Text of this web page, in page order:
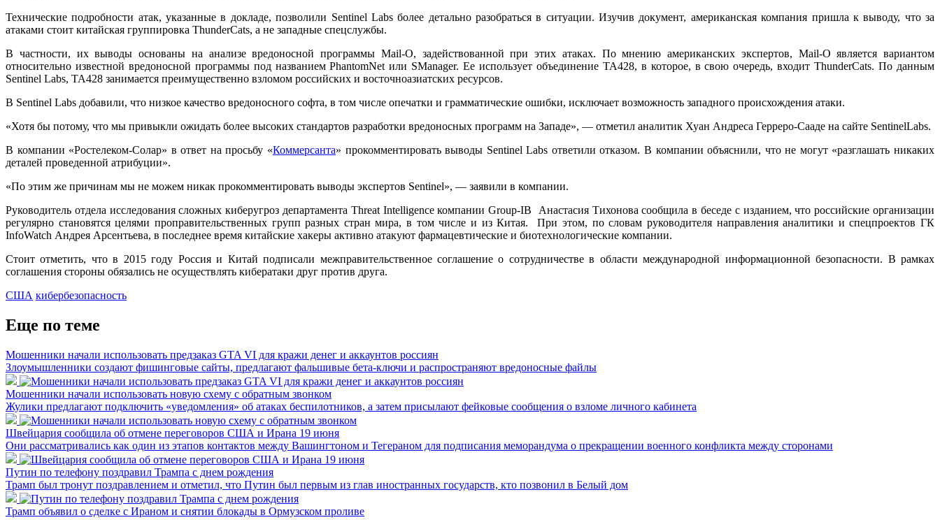
Технические подробности атак, указанные в докладе, позволили Sentinel Labs более детально разобраться в ситуации. Изучив документ, американская компания пришла к выводу, что за
атаками стоит китайская группировка ThunderCats, а не западные спецслужбы.
В частности, их выводы основаны на анализе вредоносной программы Mail-O, задействованной при этих атаках. По мнению американских экспертов, Mail-O является вариантом
относительно известной вредоносной программы под названием PhantomNet или SManager. Ее использует объединение TA428, в которое, в свою очередь, входит ThunderCats. По данным
Sentinel Labs, TA428 занимается преимущественно взломом российских и восточноазиатских ресурсов.
В Sentinel Labs добавили, что низкое качество вредоносного софта, в том числе опечатки и грамматические ошибки, исключает возможность западного происхождения атаки.
«Хотя бы потому, что мы привыкли ожидать более высоких стандартов разработки вредоносных программ на Западе», — отметил аналитик Хуан Андреса Герреро-Сааде на сайте SentinelLabs.
В компании «Ростелеком-Солар» в ответ на просьбу «Коммерсанта» прокомментировать выводы Sentinel Labs ответили отказом. В компании объяснили, что не могут «разглашать никаких
деталей проведенной атрибуции».
«По этим же причинам мы не можем никак прокомментировать выводы экспертов Sentinel», — заявили в компании.
Руководитель отдела исследования сложных киберугроз департамента Threat Intelligence компании Group-IB Анастасия Тихонова сообщила в беседе с изданием, что российские организации
регулярно становятся целями проправительственных групп разных стран мира, в том числе и из Китая. При этом, по словам руководителя направления аналитики и спецпроектов ГК
InfoWatch Андрея Арсентьева, в последнее время китайские хакеры активно атакуют фармацевтические и биотехнологические компании.
Стоит отметить, что в 2015 году Россия и Китай подписали межправительственное соглашение о сотрудничестве в области международной информационной безопасности. В рамках
соглашения стороны обязались не осуществлять кибератаки друг против друга.
США кибербезопасность
Еще по теме
Мошенники начали использовать предзаказ GTA VI для кражи денег и аккаунтов россиян
Злоумышленники создают фишинговые сайты, предлагают фальшивые бета-ключи и распространяют вредоносные файлы
Мошенники начали использовать новую схему с обратным звонком
Жулики предлагают подключить «уведомления» об атаках беспилотников, а затем присылают фейковые сообщения о взломе личного кабинета
Швейцария сообщила об отмене переговоров США и Ирана 19 июня
Они рассматривались как один из этапов контактов между Вашингтоном и Тегераном для подписания меморандума о прекращении военного конфликта между сторонами
Путин по телефону поздравил Трампа с днем рождения
Трамп был тронут поздравлением и отметил, что Путин был первым из глав иностранных государств, кто позвонил в Белый дом
Трамп объявил о сделке с Ираном и снятии блокады в Ормузском проливе